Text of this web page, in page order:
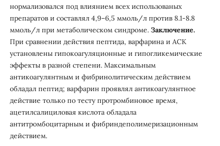
нормализовался под влиянием всех использованых
препаратов и составлял 4,9–6,5 ммоль/л против 8.1-8.8
ммоль/л при метаболическом синдроме. Заключение.
При сравнении действия пептида, варфарина и АСК
установлены гипокоагуляционные и гипогликемические
эффекты в разной степени. Максимальным
антикоагулянтным и фибринолитическим действием
обладал пептид; варфарин проявлял антикоагулянтное
действие только по тесту протромбиновое время,
ацетилсалициловая кислота обладала
антитромбоцитарным и фибриндеполимеризационным
действием.